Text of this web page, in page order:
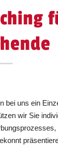
bei uns ein
wir Sie